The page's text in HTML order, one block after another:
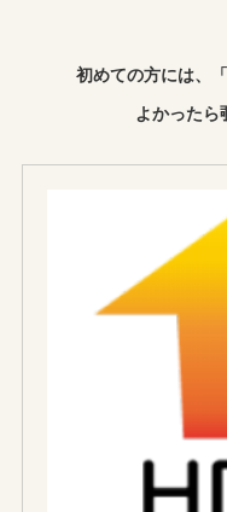
初めての方には、
よかった